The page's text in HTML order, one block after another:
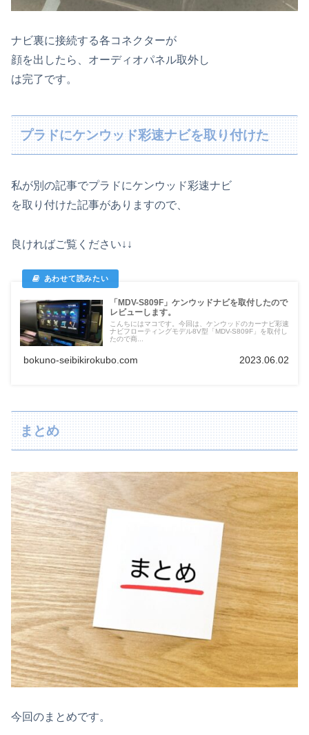
ナビ裏に接続する各コネクターが
顔を出したら、オーディオパネル取外し
は完了です。
プラドにケンウッド彩速ナビを取り付けた
私が別の記事でプラドにケンウッド彩速ナビ
を取り付けた記事がありますので、
良ければご覧ください↓↓
「MDV-S809F」ケンウッドナビを取付したので
レビューします。
こんちにはマコです。今回は、ケンウッドのカーナビ彩速
ナビフローティングモデル8V型「MDV-S809F」を取付し
たので商...
bokuno-seibikirokubo.com 2023.06.02
まとめ
今回のまとめです。